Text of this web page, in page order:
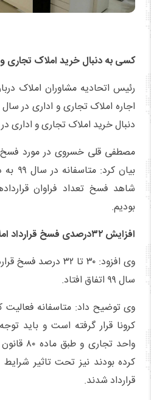
کسی به دنبال خرید املاک تجاری
رئیس اتحادیه مشاوران املاک
دنبال خرید املاک تجاری و اداری در
مصطفی قلی خسروی در مورد فسخ
بیان
شاهد فسخ تعداد فراوان
بودیم.
افزایش ۳۲درصدی فسخ قرارداد املاک تجاری
وی افزود: ۳۰ تا ۳۲
سال ۹۹ اتفاق افتاد.
وی توضیح داد: متاسفانه
کرونا قرار گرفته است و باید
واحد
کرده بودند نیز تحت تاثیر
قرارداد شدند.